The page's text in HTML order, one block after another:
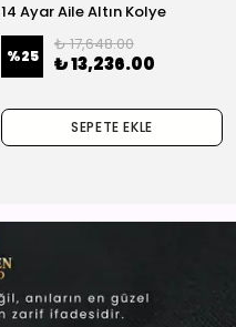
14 Ayar Aile Altın Kolye
%25
₺ 17,648.00
₺ 13,236.00
SEPETE EKLE